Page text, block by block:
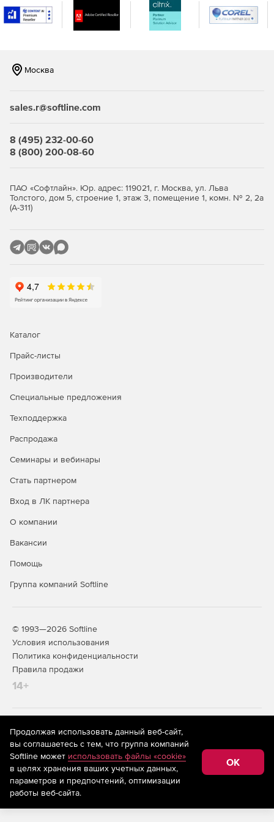
Безопасность рабочего процесса
защищенности своего кода в облаке. Чтобы создавать
действия с помощью прав доступа к веткам и проверок
Москва
sales.r@softline.com
8 (495) 232-00-60
8 (800) 200-08-60
ПАО «Софтлайн». Юр. адрес: 119021, г. Москва, ул. Льва
Толстого, дом 5, строение 1, этаж 3, помещение 1, комн. № 2, 2а
(А-311)
Каталог
Прайс-листы
Производители
Специальные предложения
Техподдержка
Распродажа
Семинары и вебинары
Стать партнером
Вход в ЛК партнера
О компании
Вакансии
Помощь
Группа компаний Softline
© 1993—2026 Softline
Условия использования
Политика конфиденциальности
Правила продажи
14+
На информационном ресурсе store.softline.ru применяются
рекомендательные технологии
(информационные технологии
предоставления информации на основе сбора,
систематизации и анализа сведений, относящихся к
предпочтениям пользователей сети «Интернет»,
находящихся на территории Российской Федерации)
Продолжая использовать данный веб-сайт,
вы соглашаетесь с тем, что группа компаний
Softline может использовать файлы «cookie»
в целях хранения ваших учетных данных,
параметров и предпочтений, оптимизации
работы веб-сайта.
OK